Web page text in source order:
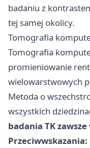
badaniu z
tej samej okolicy.
Tomografia
Tomografia
promieniowanie
wielowarstwowych
Metoda o
wszystkich
badania TK
Przeciwwskazania: